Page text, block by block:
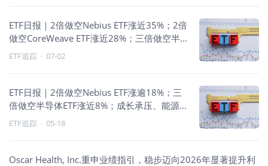
ETF日报｜2倍做空Nebius ETF涨近35%；2倍
做空CoreWeave ETF涨近28%；三倍做空半
导体ETF涨逾19%；半导体承压金融走强
ETF追踪 · 07-02
ETF日报｜2倍做空Nebius ETF涨逾18%；三
倍做空半导体ETF涨近8%；成长承压、能源
走强
ETF追踪 · 05-18
Oscar Health, Inc.重申业绩指引，稳步迈向2026年显著提升利